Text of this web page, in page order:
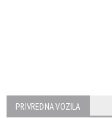
PRIVREDNA VOZILA